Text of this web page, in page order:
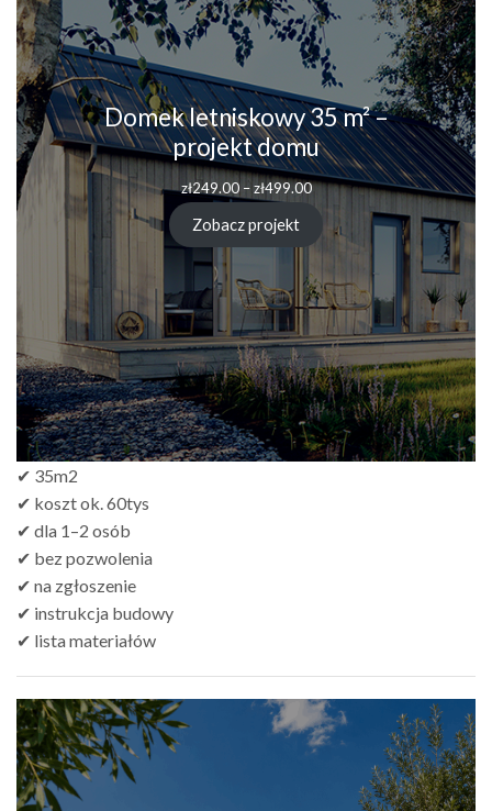
Domek letniskowy 35 m² –
projekt domu
zł249.00 – zł499.00Zakres
zł249.00
zł499.00
Zobacz projekt
✔ 35m2
✔ koszt ok. 60tys
✔ dla 1–2 osób
✔ bez pozwolenia
✔ na zgłoszenie
✔ instrukcja budowy
✔ lista materiałów